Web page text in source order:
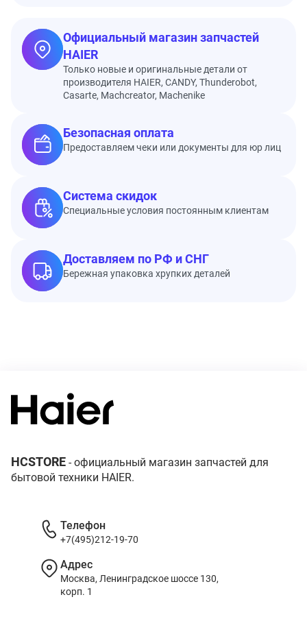
Официальный магазин запчастей
HAIER
Только новые и оригинальные детали от
производителя HAIER, CANDY, Thunderobot,
Casarte, Machcreator, Machenike
Безопасная оплата
Предоставляем чеки или документы для юр лиц
Система скидок
Специальные условия постоянным клиентам
Доставляем по РФ и СНГ
Бережная упаковка хрупких деталей
HCSTORE - официальный магазин запчастей для
бытовой техники HAIER.
Телефон
+7(495)212-19-70
Адрес
Москва, Ленинградское шоссе 130,
корп. 1